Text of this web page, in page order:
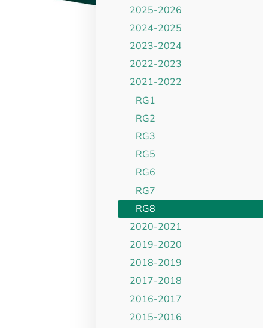
2025-2026
2024-2025
2023-2024
2022-2023
2021-2022
RG1
RG2
RG3
RG5
RG6
RG7
RG8
2020-2021
2019-2020
2018-2019
2017-2018
2016-2017
2015-2016